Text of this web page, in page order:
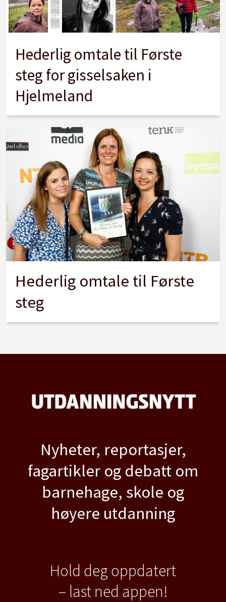
Hederlig omtale til Første
steg for gisselsaken i
Hjelmeland
Hederlig omtale til Første
steg
Nyheter, reportasjer,
fagartikler og debatt om
barnehage, skole og
høyere utdanning
Hold deg oppdatert
– last ned appen!